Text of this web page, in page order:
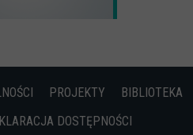
PROJEKTY
BIBLIOTEKA
DOSTĘPNOŚCI